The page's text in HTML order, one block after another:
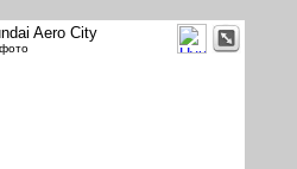
Aero City